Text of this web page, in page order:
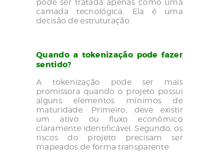
pode ser tratada apenas como uma
camada tecnológica. Ela é uma
decisão de estruturação.
Quando a tokenização pode fazer
sentido?
A tokenização pode ser mais
promissora quando o projeto possui
alguns elementos mínimos de
maturidade. Primeiro, deve existir
um ativo ou fluxo econômico
claramente identificável. Segundo, os
riscos do projeto precisam ser
mapeados de forma transparente.